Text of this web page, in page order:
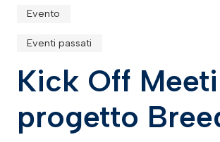
Evento
Eventi passati
Kick Off
progetto